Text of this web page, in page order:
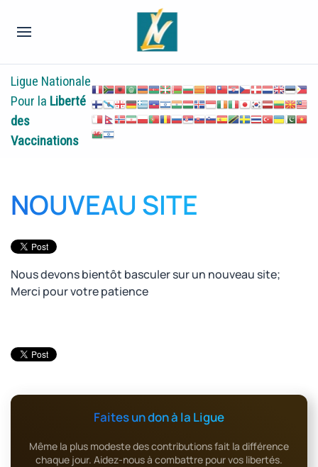
Ligue Nationale
Pour la Liberté
des
Vaccinations
NOUVEAU SITE
Nous devons bientôt basculer sur un nouveau site;
Merci pour votre patience
Faites un don à la Ligue
Même la plus modeste des contributions fait la différence
chaque jour. Aidez-nous à combattre pour vos libertés.